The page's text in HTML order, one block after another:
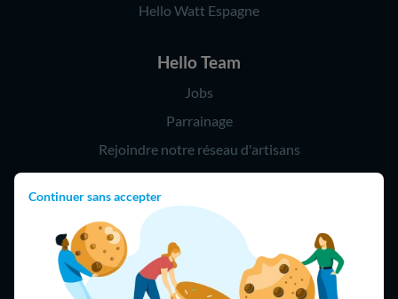
Continuer sans accepter
Hello Watt Espagne
Hello Team
Jobs
Parrainage
Rejoindre notre réseau d'artisans
Hello !
09 75 18 60 60
(8h-21h)
75018 Paris